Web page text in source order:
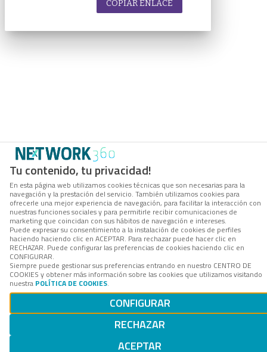
Tu contenido, tu privacidad!
En esta página web utilizamos cookies técnicas que son necesarias para la
navegación y la prestación del servicio. También utilizamos cookies para
ofrecerle una mejor experiencia de navegación, para facilitar la interacción con
nuestras funciones sociales y para permitirle recibir comunicaciones de
marketing que coincidan con sus hábitos de navegación e intereses.
Puede expresar su consentimiento a la instalación de cookies de perfiles
haciendo haciendo clic en ACEPTAR. Para rechazar puede hacer clic en
RECHAZAR. Puede configurar las preferencias de cookies haciendo clic en
CONFIGURAR.
Siempre puede gestionar sus preferencias entrando en nuestro CENTRO DE
COOKIES y obtener más información sobre las cookies que utilizamos visitando
nuestra POLÍTICA DE COOKIES.
CONFIGURAR
RECHAZAR
ACEPTAR
COPIAR ENLACE